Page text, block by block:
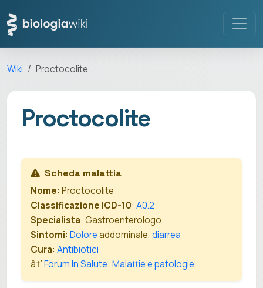
Wiki Proctocolite
Proctocolite
Scheda malattia
Nome: Proctocolite
Classificazione ICD-10: A0.2
Specialista: Gastroenterologo
Sintomi: Doloreaddominale, diarrea
Cura: Antibiotici
â†’Forum In Salute: Malattie e patologie